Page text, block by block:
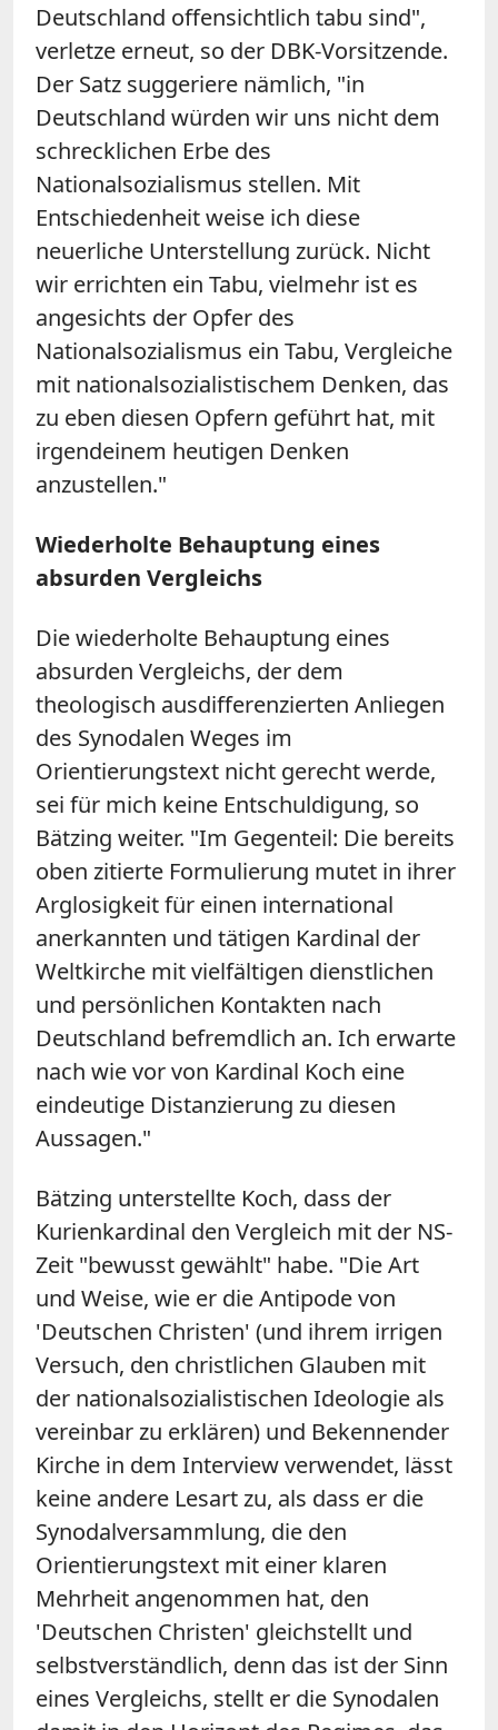
Deutschland offensichtlich tabu sind",
verletze erneut, so der DBK-Vorsitzende.
Der Satz suggeriere nämlich, "in
Deutschland würden wir uns nicht dem
schrecklichen Erbe des
Nationalsozialismus stellen. Mit
Entschiedenheit weise ich diese
neuerliche Unterstellung zurück. Nicht
wir errichten ein Tabu, vielmehr ist es
angesichts der Opfer des
Nationalsozialismus ein Tabu, Vergleiche
mit nationalsozialistischem Denken, das
zu eben diesen Opfern geführt hat, mit
irgendeinem heutigen Denken
anzustellen."
Wiederholte Behauptung eines
absurden Vergleichs
Die wiederholte Behauptung eines
absurden Vergleichs, der dem
theologisch ausdifferenzierten Anliegen
des Synodalen Weges im
Orientierungstext nicht gerecht werde,
sei für mich keine Entschuldigung, so
Bätzing weiter. "Im Gegenteil: Die bereits
oben zitierte Formulierung mutet in ihrer
Arglosigkeit für einen international
anerkannten und tätigen Kardinal der
Weltkirche mit vielfältigen dienstlichen
und persönlichen Kontakten nach
Deutschland befremdlich an. Ich erwarte
nach wie vor von Kardinal Koch eine
eindeutige Distanzierung zu diesen
Aussagen."
Bätzing unterstellte Koch, dass der
Kurienkardinal den Vergleich mit der NS-
Zeit "bewusst gewählt" habe. "Die Art
und Weise, wie er die Antipode von
'Deutschen Christen' (und ihrem irrigen
Versuch, den christlichen Glauben mit
der nationalsozialistischen Ideologie als
vereinbar zu erklären) und Bekennender
Kirche in dem Interview verwendet, lässt
keine andere Lesart zu, als dass er die
Synodalversammlung, die den
Orientierungstext mit einer klaren
Mehrheit angenommen hat, den
'Deutschen Christen' gleichstellt und
selbstverständlich, denn das ist der Sinn
eines Vergleichs, stellt er die Synodalen